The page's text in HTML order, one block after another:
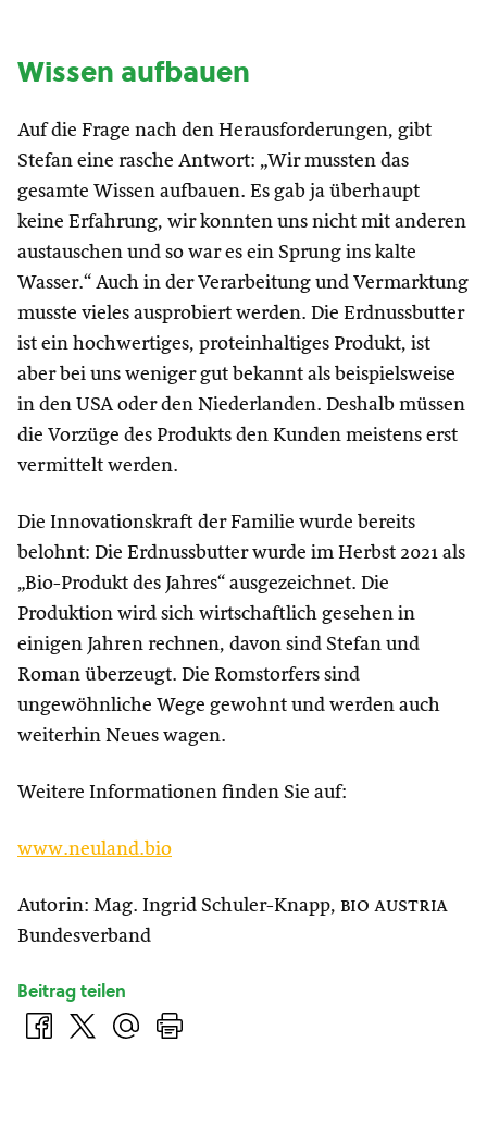
Wissen aufbauen
Auf die Frage nach den Herausforderungen, gibt
Stefan eine rasche Antwort: „Wir mussten das
gesamte Wissen aufbauen. Es gab ja überhaupt
keine Erfahrung, wir konnten uns nicht mit anderen
austauschen und so war es ein Sprung ins kalte
Wasser.“ Auch in der Verarbeitung und Vermarktung
musste vieles ausprobiert werden. Die Erdnussbutter
ist ein hochwertiges, proteinhaltiges Produkt, ist
aber bei uns weniger gut bekannt als beispielsweise
in den USA oder den Niederlanden. Deshalb müssen
die Vorzüge des Produkts den Kunden meistens erst
vermittelt werden.
Die Innovationskraft der Familie wurde bereits
belohnt: Die Erdnussbutter wurde im Herbst 2021 als
„Bio-Produkt des Jahres“ ausgezeichnet. Die
Produktion wird sich wirtschaftlich gesehen in
einigen Jahren rechnen, davon sind Stefan und
Roman überzeugt. Die Romstorfers sind
ungewöhnliche Wege gewohnt und werden auch
weiterhin Neues wagen.
Weitere Informationen finden Sie auf:
www.neuland.bio
Autorin: Mag. Ingrid Schuler-Knapp, bio austria
Bundesverband
Beitrag teilen